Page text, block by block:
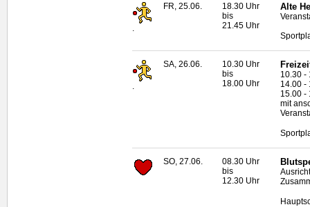
FR, 25.06.
18.30 Uhr
bis
21.45 Uhr
Alte
.
SA, 26.06.
10.30 Uhr
bis
18.00 Uhr
10.30 -
14.00 -
15.00 -
mit
SO, 27.06.
08.30 Uhr
bis
12.30 Uhr